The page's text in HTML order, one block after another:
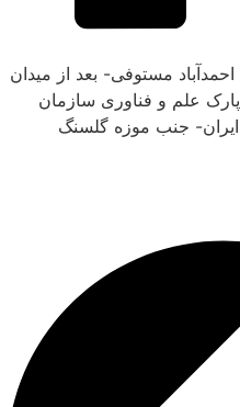
مستوفی- بعد از میدان
پارک علم و فناوری سازمان
جنب موزه گلسنگ